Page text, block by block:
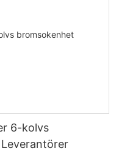
6-kolvs